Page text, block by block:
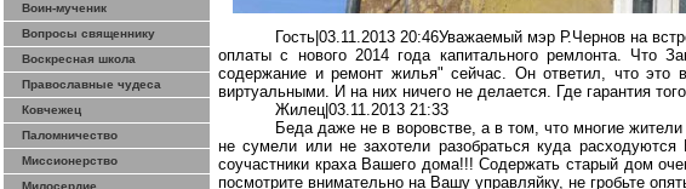
Воин-мученик
Вопросы священнику
Воскресная школа
Православные чудеса
Ковчежец
Паломничество
Миссионерство
Милосердие
Гость|03.11.2013 20:46Уважаемый мэр Р.Чернов на
оплаты с нового 2014 года капитального ремлонта. Что
содержание и ремонт жилья" сейчас. Он ответил, что
виртуальными. И на них ничего не делается. Где гарантия
Жилец|03.11.2013 21:33
Беда даже не в воровстве, а в том, что многие
не сумели или не захотели разобраться куда
соучастники краха Вашего дома!!! Содержать старый дом
посмотрите внимательно на Вашу управляйку, не гробьте